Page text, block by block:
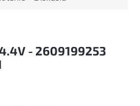
- 2609199253